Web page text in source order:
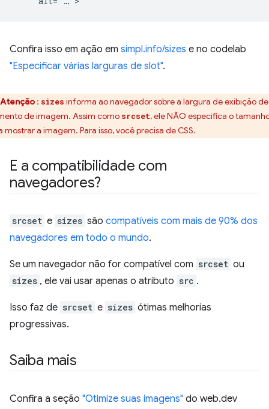
Confira isso em ação em simpl.info/sizes e no codelab
"Especificar várias larguras de slot".
Atenção : sizes informa ao navegador sobre a largura de exibição
de imagem. Assim como srcset, ele NÃO especifica o
mostrar a imagem. Para isso, você precisa de CSS.
E a compatibilidade com
navegadores?
srcset e sizes são compatíveis com mais de 90% dos
navegadores em todo o mundo.
Se um navegador não for compatível com srcset ou
sizes , ele vai usar apenas o atributo src .
Isso faz de srcset e sizes ótimas melhorias
progressivas.
Saiba mais
Confira a seção "Otimize suas imagens" do web.dev